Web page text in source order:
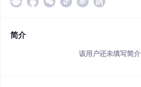
简介
该用户还未填写简介